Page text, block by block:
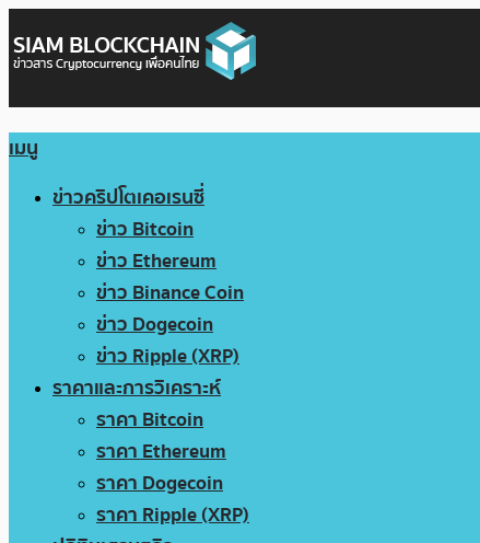
เมนู
ข่าวคริปโตเคอเรนซี่
ข่าว Bitcoin
ข่าว Ethereum
ข่าว Binance Coin
ข่าว Dogecoin
ข่าว Ripple (XRP)
ราคาและการวิเคราะห์
ราคา Bitcoin
ราคา Ethereum
ราคา Dogecoin
ราคา Ripple (XRP)